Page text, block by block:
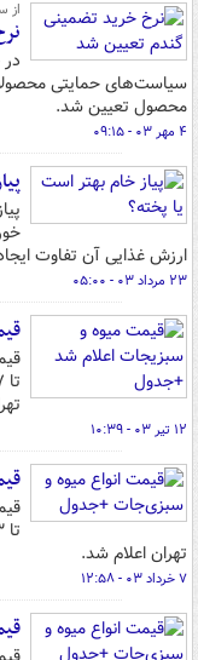
از
محصول تعیین شد.
۴ مهر ۰۳ - ۰۹:۱۵
ارزش غذایی آن تفاوت
۲۳ مرداد ۰۳ - ۰۵:۰۰
۱۲ تیر ۰۳ - ۱۰:۳۹
تهران اعلام شد.
۷ خرداد ۰۳ - ۱۲:۵۸